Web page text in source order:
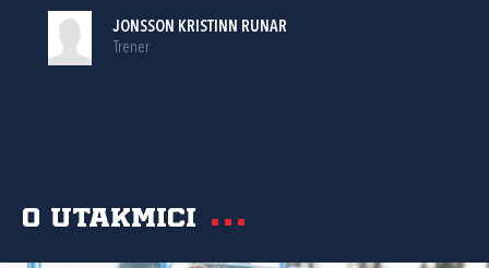
JONSSON KRISTINN RUNAR
Trener
O utakmici